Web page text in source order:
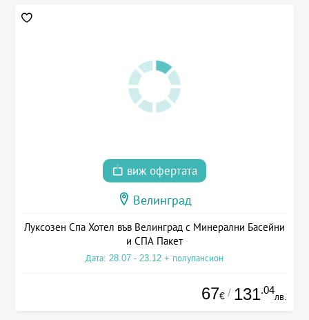
виж офертата
Велинград
Луксозен Спа Хотел във Велинград с Минерални Басейни
и СПА Пакет
Дата: 28.07 - 23.12 + полупансион
67€ / 131.04
лв.